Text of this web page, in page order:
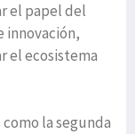
el papel del
innovación,
el ecosistema
la segunda